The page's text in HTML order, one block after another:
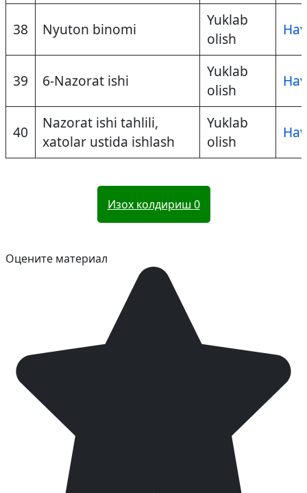
38 Nyuton binomi
Yuklab
olish
39 6-Nazorat ishi
Yuklab
olish
40
Nazorat ishi tahlili,
xatolar ustida ishlash
Yuklab
olish
Изох колдириш 0
Оцените материал